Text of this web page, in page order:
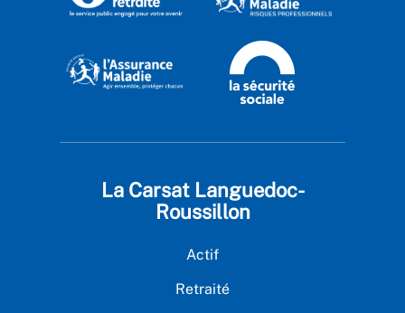
La Carsat Languedoc-
Roussillon
Actif
Retraité